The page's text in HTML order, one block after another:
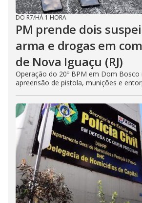
DO R7/HÁ 1 HORA
PM prende dois
arma e drogas em
de Nova Iguaçu (RJ)
Operação do 20º BPM em Dom Bosco
apreensão de pistola, munições e